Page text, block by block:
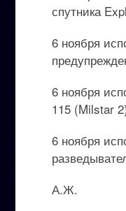
спутника
6 ноября
6 ноября
115 (Milstar
6 ноября
А.Ж.